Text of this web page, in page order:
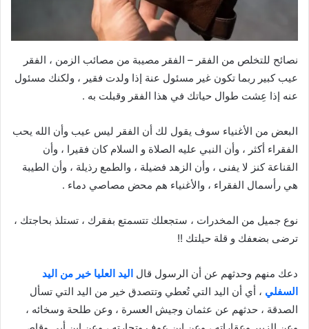
نصائح للتخلص من الفقر – الفقر مصيبة من مصائب الزمن ، الفقر
عيب كبير ربما تكون غير مسئول عنة إذا ولدت فقير ، ولكنك مسئول
عنه إذا عِشت طوال حياتك في هذا الفقر وقبلت به .
البعض من الأغنياء سوف يقول لك أن الفقر ليس عيب وأن الله يحب
الفقراء أكثر ، وأن النبي عليه الصلاة و السلام كان فقيرا ، وأن
القناعة كنز لا يفنى ، وأن الزهد فضيلة ، والطمع رذيلة ، وأن الطيبة
هي رأسمال الفقراء ، والأغنياء هم محض مصاصي دماء .
نوع جميل من المخدرات ، ستجعلك تتسمتع بفقرك ، تستلذ بحاجتك ،
ترضى بضعفك و قلة حيلتك !!
دعك منهم وحدثهم عن أن الرسول قال اليد العليا خير من اليد
السفلي ، أي أن اليد التي تُعطي وتتصدق خير من اليد التي تسأل
الصدقة ، حدثهم عن عثمان وجيش العسرة ، وعن طلحة وسخائه ،